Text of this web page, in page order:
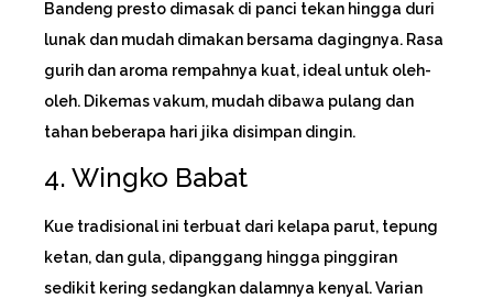
Bandeng presto dimasak di panci tekan hingga duri
lunak dan mudah dimakan bersama dagingnya. Rasa
gurih dan aroma rempahnya kuat, ideal untuk oleh-
oleh. Dikemas vakum, mudah dibawa pulang dan
tahan beberapa hari jika disimpan dingin.
4. Wingko Babat
Kue tradisional ini terbuat dari kelapa parut, tepung
ketan, dan gula, dipanggang hingga pinggiran
sedikit kering sedangkan dalamnya kenyal. Varian